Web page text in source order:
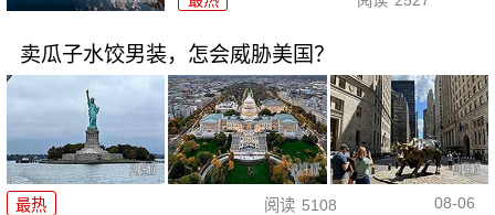
卖瓜子水饺男装，怎会威胁美国？
最热 阅读 5108 08-06